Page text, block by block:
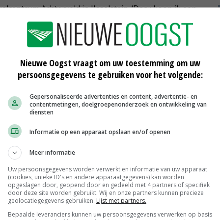
Achterveld in IJsselstein. ‘Daar koop ik een
vandaan komen. 'Zij legt uit over de slacht en
vierkantsverwaarding.'
net gekocht is en is er afsluitend een proeverij.
en Facebook. ‘Maar het zou leuk zijn als heel veel
als iedereen posters (zie pdf onderaan dit artikel)
te verspreiden.'
Ester van Aalst, die meer wil weten over het
media.
Nieuwe Oogst vraagt om uw toestemming om uw
persoonsgegevens te gebruiken voor het volgende:
Gepersonaliseerde advertenties en content, advertentie- en
contentmetingen, doelgroepenonderzoek en ontwikkeling van
diensten
Informatie op een apparaat opslaan en/of openen
Meer informatie
Uw persoonsgegevens worden verwerkt en informatie van uw apparaat
(cookies, unieke ID's en andere apparaatgegevens) kan worden
opgeslagen door, geopend door en gedeeld met 4 partners of specifiek
door deze site worden gebruikt. Wij en onze partners kunnen precieze
geolocatiegegevens gebruiken. Lijst met partners.
Bepaalde leveranciers kunnen uw persoonsgegevens verwerken op basis